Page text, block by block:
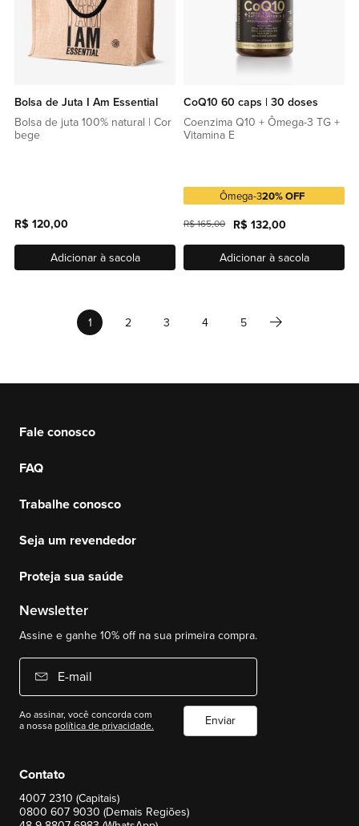
Bolsa de Juta I Am Essential
Bolsa de juta 100% natural | Cor
bege
R$ 120,00
Adicionar à sacola
CoQ10 60 caps | 30 doses
Coenzima Q10 + Ômega-3 TG +
Vitamina E
R$ 132,00
R$ 165,00
20% OFF
Ômega-3
Adicionar à sacola
Página
Você esta lendo a pagina
1 Página
2 Página
3 Página
4 Página
5 Página
Próximo
Contato
4007 2310 (Capitais)
0800 607 9030 (Demais Regiões)
Newsletter
Assine e ganhe 10% off na sua primeira compra.
E-mail
Ao assinar, você concorda com
a nossapolítica de privacidade. Enviar
Fale conosco
FAQ
Trabalhe conosco
Seja um revendedor
Proteja sua saúde